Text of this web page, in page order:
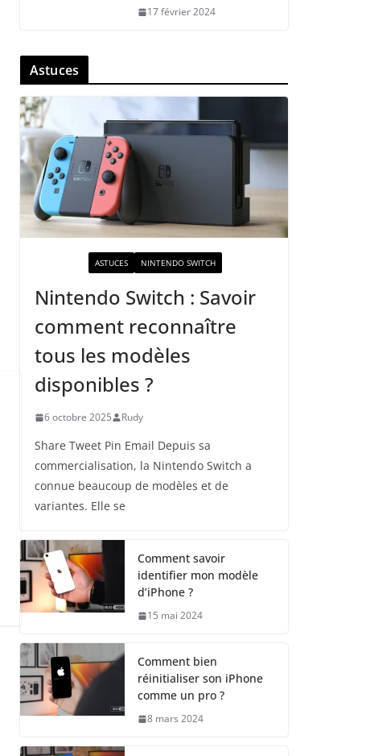
17 février 2024
Astuces
ASTUCES NINTENDO SWITCH
Nintendo Switch : Savoir
comment reconnaître
tous les modèles
disponibles ?
6 octobre 2025 Rudy
Share Tweet Pin Email Depuis sa
commercialisation, la Nintendo Switch a
connue beaucoup de modèles et de
variantes. Elle se
Comment savoir
identifier mon modèle
d’iPhone ?
15 mai 2024
Comment bien
réinitialiser son iPhone
comme un pro ?
8 mars 2024